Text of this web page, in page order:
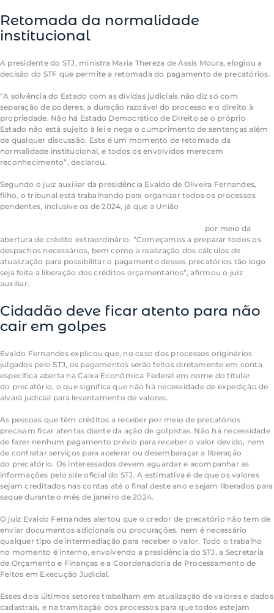
Retomada da normalidade
institucional
A presidente do STJ, ministra Maria Thereza de Assis Moura, elogiou a
decisão do STF que permite a retomada do pagamento de precatórios.
“A solvência do Estado com as dívidas judiciais não diz só com
separação de poderes, a duração razoável do processo e o direito à
propriedade. Não há Estado Democrático de Direito se o próprio
Estado não está sujeito à lei e nega o cumprimento de sentenças além
de qualquer discussão. Este é um momento de retomada da
normalidade institucional, e todos os envolvidos merecem
reconhecimento”, declarou.
Segundo o juiz auxiliar da presidência Evaldo de Oliveira Fernandes,
filho, o tribunal está trabalhando para organizar todos os processos
pendentes, inclusive os de 2024, já que a União
por meio da
abertura de crédito extraordinário. “Começamos a preparar todos os
despachos necessários, bem como a realização dos cálculos de
atualização para possibilitar o pagamento desses precatórios tão logo
seja feita a liberação dos créditos orçamentários”, afirmou o juiz
auxiliar.
Cidadão deve ficar atento para não
cair em golpes
Evaldo Fernandes explicou que, no caso dos processos originários
julgados pelo STJ, os pagamentos serão feitos diretamente em conta
específica aberta na Caixa Econômica Federal em nome do titular
do precatório, o que significa que não há necessidade de expedição de
alvará judicial para levantamento de valores.
As pessoas que têm créditos a receber por meio de precatórios
precisam ficar atentas diante da ação de golpistas. Não há necessidade
de fazer nenhum pagamento prévio para receber o valor devido, nem
de contratar serviços para acelerar ou desembaraçar a liberação
do precatório. Os interessados devem aguardar e acompanhar as
informações pelosite oficial do STJ. A estimativa é de que os valores
sejam creditados nas contas até o final deste ano e sejam liberados para
saque durante o mês de janeiro de 2024.
O juiz Evaldo Fernandes alertou que o credor de precatório não tem de
enviar documentos adicionais ou procurações, nem é necessário
qualquer tipo de intermediação para receber o valor. Todo o trabalho
no momento é interno, envolvendo a presidência do STJ, a Secretaria
de Orçamento e Finanças e a Coordenadoria de Processamento de
Feitos em Execução Judicial.
Esses dois últimos setores trabalham em atualização de valores e dados
cadastrais, e na tramitação dos processos para que todos estejam